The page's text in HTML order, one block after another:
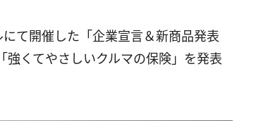
て開催した「企業宣言＆新商品発表
くてやさしいクルマの保険」を発表